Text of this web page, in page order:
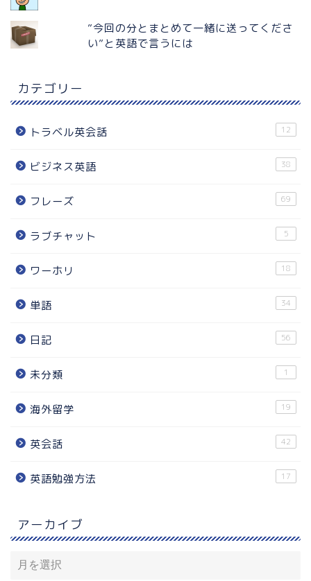
”今回の分とまとめて一緒に送ってくださ
い”と英語で言うには
カテゴリー
トラベル英会話 12
ビジネス英語 38
フレーズ 69
ラブチャット 5
ワーホリ 18
単語 34
日記 56
未分類 1
海外留学 19
英会話 42
英語勉強方法 17
アーカイブ